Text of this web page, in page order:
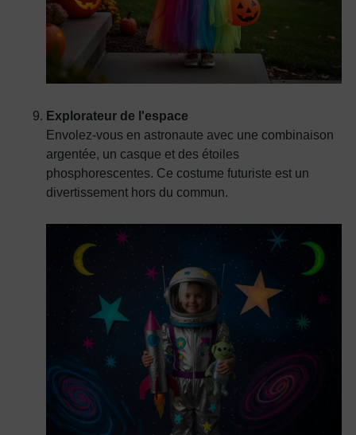
Explorateur de l'espace
Envolez-vous en astronaute avec une combinaison
argentée, un casque et des étoiles
phosphorescentes. Ce costume futuriste est un
divertissement hors du commun.